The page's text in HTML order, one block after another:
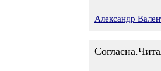
Александр